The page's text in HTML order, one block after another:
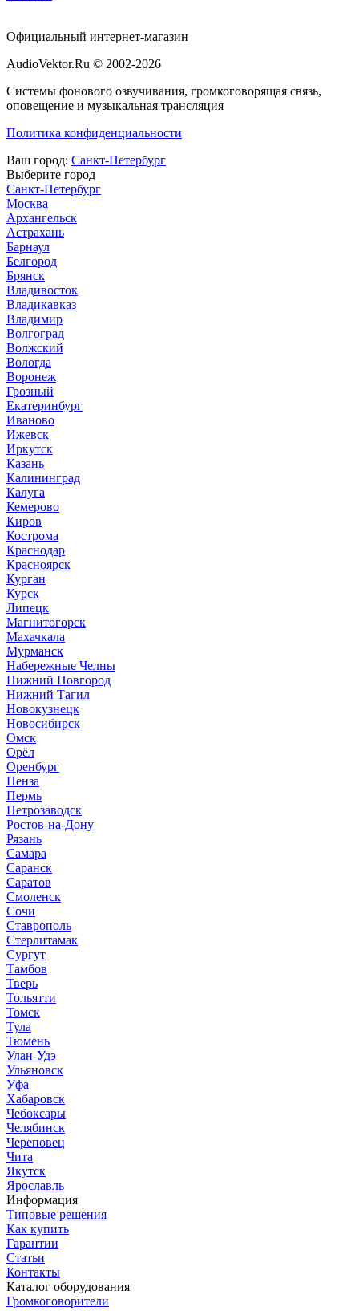
Официальный интернет-магазин
AudioVektor.Ru © 2002-2026
Системы фонового озвучивания, громкоговорящая связь,
оповещение и музыкальная трансляция
Политика конфиденциальности
Ваш город: Санкт-Петербург
Выберите город
Санкт-Петербург
Москва
Архангельск
Астрахань
Барнаул
Белгород
Брянск
Владивосток
Владикавказ
Владимир
Волгоград
Волжский
Вологда
Воронеж
Грозный
Екатеринбург
Иваново
Ижевск
Иркутск
Казань
Калининград
Калуга
Кемерово
Киров
Кострома
Краснодар
Красноярск
Курган
Курск
Липецк
Магнитогорск
Махачкала
Мурманск
Набережные Челны
Нижний Новгород
Нижний Тагил
Новокузнецк
Новосибирск
Омск
Орёл
Оренбург
Пенза
Пермь
Петрозаводск
Ростов-на-Дону
Рязань
Самара
Саранск
Саратов
Смоленск
Сочи
Ставрополь
Стерлитамак
Сургут
Тамбов
Тверь
Тольятти
Томск
Тула
Тюмень
Улан-Удэ
Ульяновск
Уфа
Хабаровск
Чебоксары
Челябинск
Череповец
Чита
Якутск
Ярославль
Информация
Типовые решения
Как купить
Гарантии
Статьи
Контакты
Каталог оборудования
Громкоговорители